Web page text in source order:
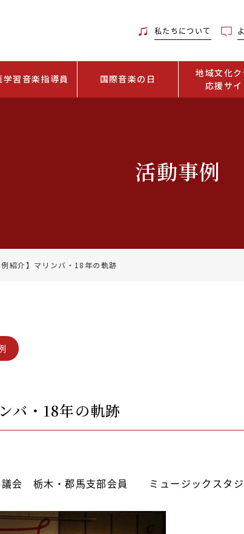
私たちについて
学習音楽指導員 国際音楽の日
地域文化
応援サイ
活動事例
例紹介】マリンバ・18年の軌跡
バ・18年の軌跡
議会 栃木・郡馬支部会員 ミュージックスタ